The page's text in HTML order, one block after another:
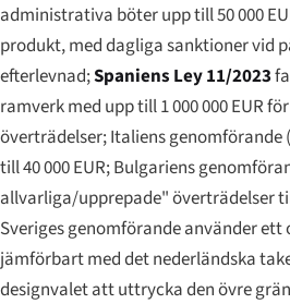
administrativa böter upp till 50 000
produkt, med dagliga sanktioner vid
efterlevnad;Spaniens Ley 11/2023
ramverk med upp till 1 000 000 EUR
överträdelser; Italiens genomförande
till 40 000 EUR; Bulgariens
allvarliga/upprepade" överträdelser
Sveriges genomförande använder
jämförbart med det nederländska
designvalet att uttrycka den övre